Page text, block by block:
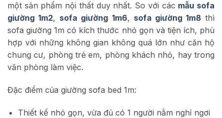
một sản phẩm nội thất duy nhất. So với các mẫu sofa
giường 1m2, sofa giường 1m6, sofa giường 1m8 thì
sofa giường 1m có kích thước nhỏ gọn và tiện ích, phù
hợp với những không gian không quá lớn như căn hộ
chung cư, phòng trẻ em, phòng khách nhỏ, hay trong
văn phòng làm việc.
Đặc điểm của giường sofa bed 1m:
Thiết kế nhỏ gọn, vừa đủ có 1 người nằm nghỉ ngơi